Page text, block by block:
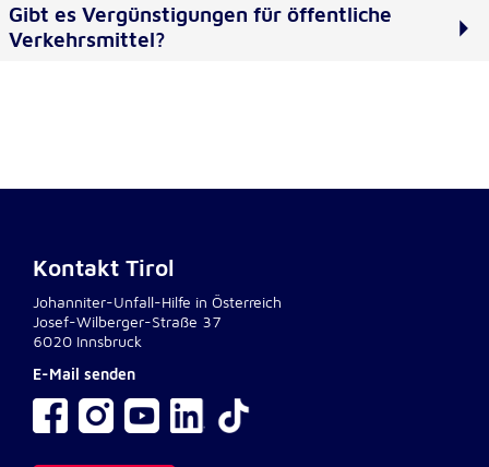
Gibt es Vergünstigungen für öffentliche
Verkehrsmittel?
Kontakt Tirol
Johanniter-Unfall-Hilfe in Österreich
Josef-Wilberger-Straße 37
6020 Innsbruck
E-Mail senden
Dieser Cookie speichert die ausgewählten
Einverständnis-Optionen des Benutzers
Statistik
unsere Besucher unsere Website nutzen.
Google Analytics
_ga, _gid, _gac_gb_
Anbieter: